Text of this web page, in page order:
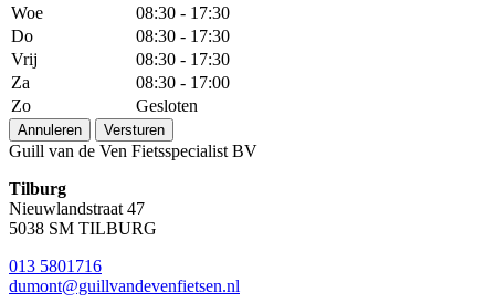
Woe
08:30 - 17:30
Do
08:30 - 17:30
Vrij
08:30 - 17:30
Za
08:30 - 17:00
Zo
Gesloten
Annuleren Versturen
Guill van de Ven Fietsspecialist BV
Tilburg
Nieuwlandstraat 47
5038 SM TILBURG
013 5801716
dumont@guillvandevenfietsen.nl